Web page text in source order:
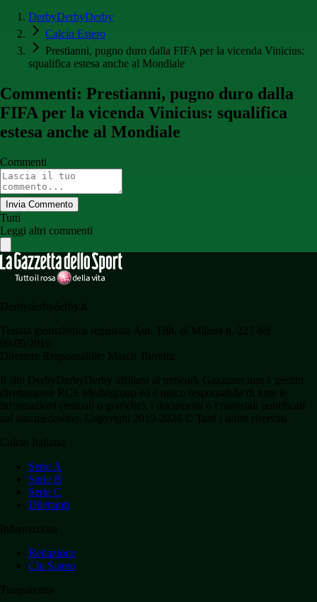
DerbyDerbyDerby
Calcio Estero
Prestianni, pugno duro dalla FIFA per la vicenda Vinicius:
squalifica estesa anche al Mondiale
Commenti: Prestianni, pugno duro dalla
FIFA per la vicenda Vinicius: squalifica
estesa anche al Mondiale
Commenti
Invia Commento
Tutti
Leggi altri commenti
Serie A
Serie B
Serie C
Dilettanti
Redazione
Chi Siamo